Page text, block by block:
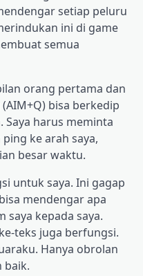
setiap peluru
ini di game
semua
orang pertama dan
bisa berkedip
harus meminta
ke arah saya,
besar waktu.
untuk saya. Ini gagap
mendengar apa
saya kepada saya.
teks juga berfungsi.
Hanya obrolan
baik.